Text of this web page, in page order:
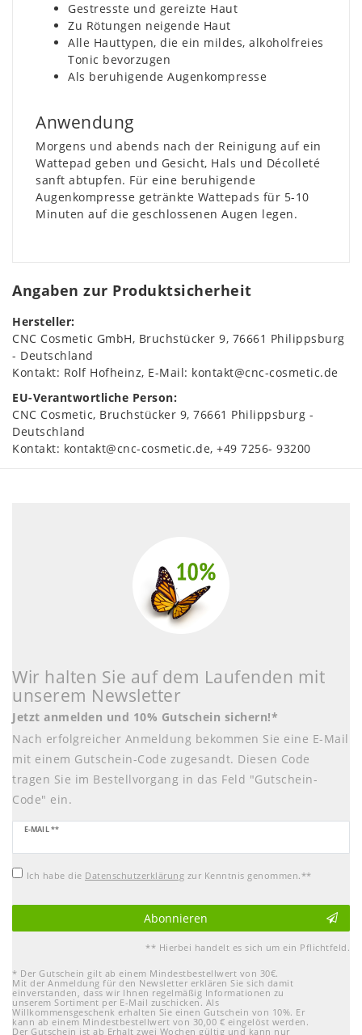
Gestresste und gereizte Haut
Zu Rötungen neigende Haut
Alle Hauttypen, die ein mildes, alkoholfreies
Tonic bevorzugen
Als beruhigende Augenkompresse
Anwendung
Morgens und abends nach der Reinigung auf ein
Wattepad geben und Gesicht, Hals und Décolleté
sanft abtupfen. Für eine beruhigende
Augenkompresse getränkte Wattepads für 5-10
Minuten auf die geschlossenen Augen legen.
Angaben zur Produktsicherheit
Hersteller:
CNC Cosmetic GmbH Bruchstücker 9 76661 Philippsburg
Deutschland
Kontakt: Rolf Hofheinz E-Mail: kontakt@cnc-cosmetic.de
EU-Verantwortliche Person:
CNC Cosmetic Bruchstücker 9 76661 Philippsburg
Deutschland
Kontakt: kontakt@cnc-cosmetic.de +49 7256- 93200
Wir halten Sie auf dem Laufenden mit
unserem Newsletter
Jetzt anmelden und 10% Gutschein sichern!*
Nach erfolgreicher Anmeldung bekommen Sie eine E-Mail
mit einem Gutschein-Code zugesandt. Diesen Code
tragen Sie im Bestellvorgang in das Feld "Gutschein-
Code" ein.
E-MAIL **
Newsletter
Honig
Ich habe die Daten­schutz­erklärung zur Kenntnis genommen.**
Abonnieren
** Hierbei handelt es sich um ein Pflichtfeld.
* Der Gutschein gilt ab einem Mindestbestellwert von 30€.
Mit der Anmeldung für den Newsletter erklären Sie sich damit
einverstanden, dass wir Ihnen regelmäßig Informationen zu
unserem Sortiment per E-Mail zuschicken. Als
Willkommensgeschenk erhalten Sie einen Gutschein von 10%. Er
kann ab einem Mindestbestellwert von 30,00 € eingelöst werden.
Der Gutschein ist ab Erhalt zwei Wochen gültig und kann nur